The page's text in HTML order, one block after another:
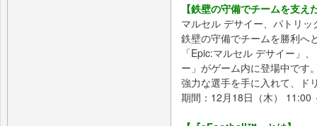
【鉄壁の守備でチームを支え
マルセル デサイー、パトリ
鉄壁の守備でチームを勝利へ
「Epic:マルセル デサイー」
ー」がゲーム内に登場中です
強力な選手を手に入れて、ド
期間：12月18日（木） 11:00